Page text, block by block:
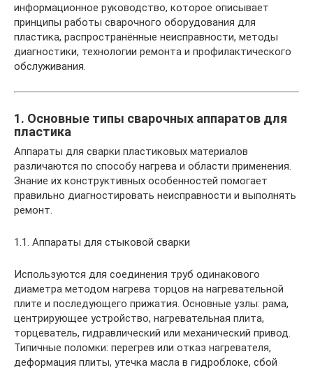
информационное руководство, которое описывает
принципы работы сварочного оборудования для
пластика, распространённые неисправности, методы
диагностики, технологии ремонта и профилактического
обслуживания.
1. Основные типы сварочных аппаратов для
пластика
Аппараты для сварки пластиковых материалов
различаются по способу нагрева и области применения.
Знание их конструктивных особенностей помогает
правильно диагностировать неисправности и выполнять
ремонт.
1.1. Аппараты для стыковой сварки
Используются для соединения труб одинакового
диаметра методом нагрева торцов на нагревательной
плите и последующего прижатия. Основные узлы: рама,
центрирующее устройство, нагревательная плита,
торцеватель, гидравлический или механический привод.
Типичные поломки: перегрев или отказ нагревателя,
деформация плиты, утечка масла в гидроблоке, сбой